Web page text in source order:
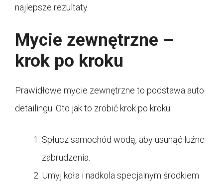
najlepsze rezultaty.
Mycie zewnętrzne –
krok po kroku
Prawidłowe mycie zewnętrzne to podstawa auto
detailingu. Oto jak to zrobić krok po kroku:
Spłucz samochód wodą, aby usunąć luźne
zabrudzenia.
Umyj koła i nadkola specjalnym środkiem